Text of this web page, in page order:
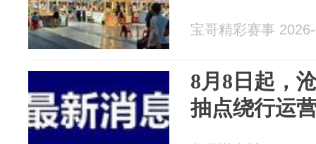
宝哥精彩赛事
8月8日起，
抽点绕行运